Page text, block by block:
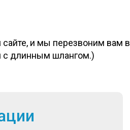
и мы перезвоним вам в
с длинным шлангом.)